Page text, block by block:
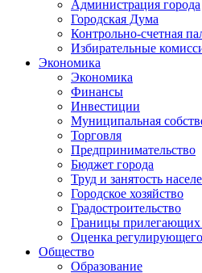
Администрация города
Городская Дума
Контрольно-счетная
Избирательные
Экономика
Экономика
Финансы
Инвестиции
Муниципальная
Торговля
Предпринимательство
Бюджет города
Труд и занятость
Городское хозяйство
Градостроительство
Границы прилегающих
Оценка
Общество
Образование